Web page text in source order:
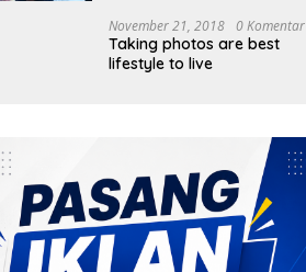
Mangrove
November 21, 2018 0 Komentar
Taking photos are best
lifestyle to live